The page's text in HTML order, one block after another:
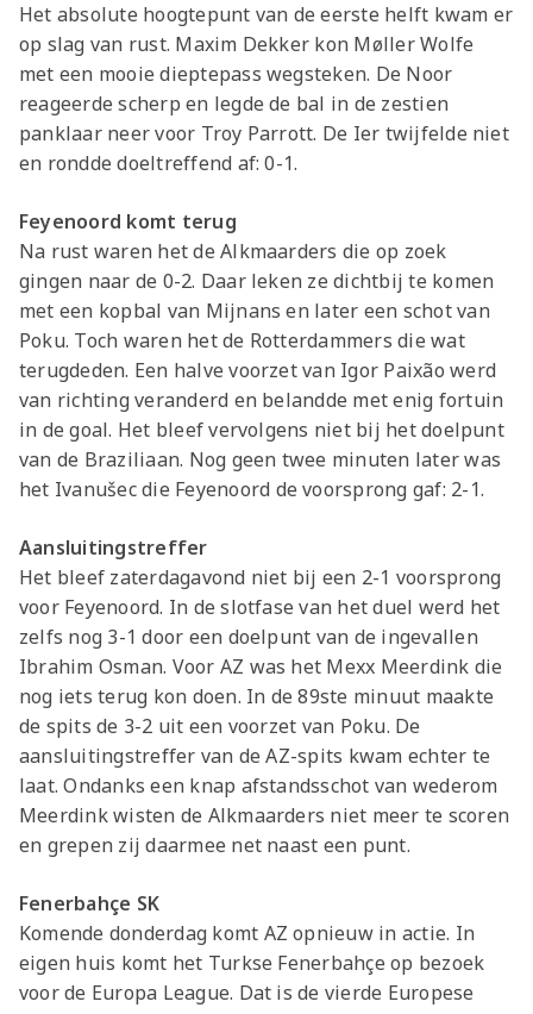
Het absolute hoogtepunt van de eerste helft kwam er
op slag van rust. Maxim Dekker kon Møller Wolfe
met een mooie dieptepass wegsteken. De Noor
reageerde scherp en legde de bal in de zestien
panklaar neer voor Troy Parrott. De Ier twijfelde niet
en rondde doeltreffend af: 0-1.
Feyenoord komt terug
Na rust waren het de Alkmaarders die op zoek
gingen naar de 0-2. Daar leken ze dichtbij te komen
met een kopbal van Mijnans en later een schot van
Poku. Toch waren het de Rotterdammers die wat
terugdeden. Een halve voorzet van Igor Paixão werd
van richting veranderd en belandde met enig fortuin
in de goal. Het bleef vervolgens niet bij het doelpunt
van de Braziliaan. Nog geen twee minuten later was
het Ivanušec die Feyenoord de voorsprong gaf: 2-1.
Aansluitingstreffer
Het bleef zaterdagavond niet bij een 2-1 voorsprong
voor Feyenoord. In de slotfase van het duel werd het
zelfs nog 3-1 door een doelpunt van de ingevallen
Ibrahim Osman. Voor AZ was het Mexx Meerdink die
nog iets terug kon doen. In de 89ste minuut maakte
de spits de 3-2 uit een voorzet van Poku. De
aansluitingstreffer van de AZ-spits kwam echter te
laat. Ondanks een knap afstandsschot van wederom
Meerdink wisten de Alkmaarders niet meer te scoren
en grepen zij daarmee net naast een punt.
Fenerbahçe SK
Komende donderdag komt AZ opnieuw in actie. In
eigen huis komt het Turkse Fenerbahçe op bezoek
voor de Europa League. Dat is de vierde Europese